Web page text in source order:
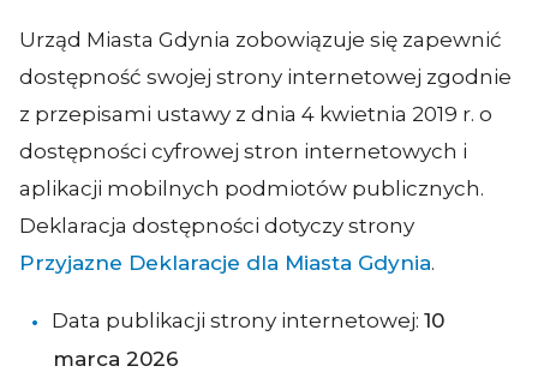
Urząd Miasta Gdynia zobowiązuje się zapewnić
dostępność swojej strony internetowej zgodnie
z przepisami ustawy z dnia 4 kwietnia 2019 r. o
dostępności cyfrowej stron internetowych i
aplikacji mobilnych podmiotów publicznych.
Deklaracja dostępności dotyczy strony
Przyjazne Deklaracje dla Miasta Gdynia.
Data publikacji strony internetowej: 10
marca 2026